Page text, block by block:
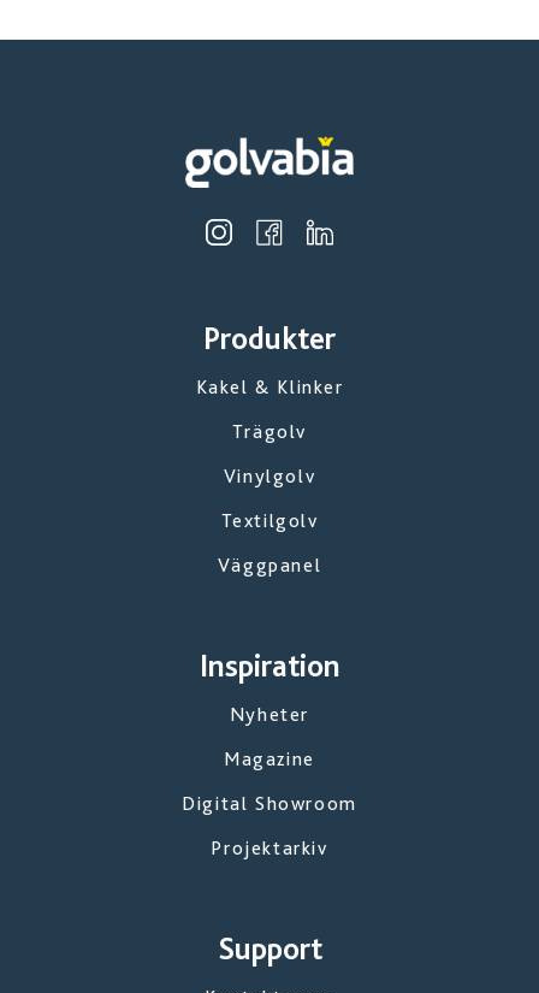
Produkter
Kakel & Klinker
Trägolv
Vinylgolv
Textilgolv
Väggpanel
Inspiration
Nyheter
Magazine
Digital Showroom
Projektarkiv
Support